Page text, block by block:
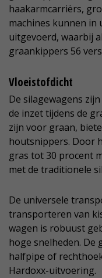
haakarmcarriërs,
machines kunnen in
uitgevoerd, waarbij
graankippers 56
Vloeistofdicht
De silagewagens
de inzet tijdens de
zijn voor graan,
houtsnippers. Door
gras tot 30 procent
met de traditionele
De universele
transporteren van
wagen is robuust
hoge snelheden. De
halfpipe of
Hardoxx-uitvoering.